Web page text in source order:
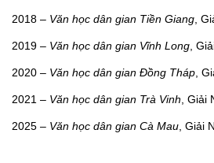
2018 – Văn học dân gian Tiền Giang,
2019 – Văn học dân gian Vĩnh Long,
2020 – Văn học dân gian Đồng Tháp,
2021 – Văn học dân gian Trà Vinh, Giải
2025 – Văn học dân gian Cà Mau, Giải